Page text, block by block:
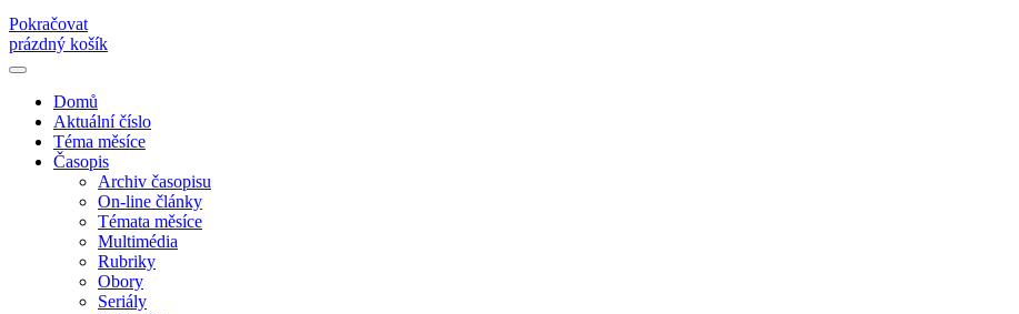
Pokračovat
prázdný košík
Domů
Aktuální číslo
Téma měsíce
Časopis
Archiv časopisu
On-line články
Témata měsíce
Multimédia
Rubriky
Obory
Seriály